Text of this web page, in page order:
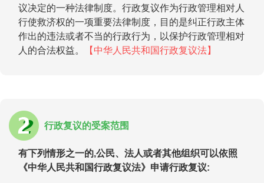
议决定的一种法律制度。行政复议作为行政管理相对人
行使救济权的一项重要法律制度，目的是纠正行政主体
作出的违法或者不当的行政行为，以保护行政管理相对
人的合法权益。
【中华人民共和国行政复议法】
行政复议的受案范围
有下列情形之一的,公民、法人或者其他组织可以依照
《中华人民共和国行政复议法》申请行政复议: